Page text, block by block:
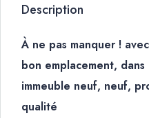
Description
À ne pas manquer !
bon emplacement,
immeuble neuf, neuf,
qualité